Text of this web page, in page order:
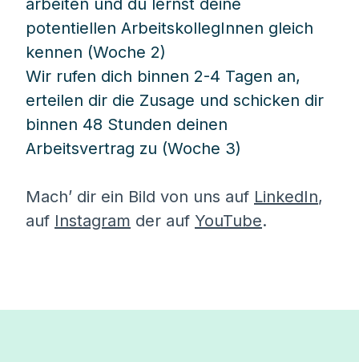
arbeiten und du lernst deine
potentiellen ArbeitskollegInnen gleich
kennen (Woche 2)
Wir rufen dich binnen 2-4 Tagen an,
erteilen dir die Zusage und schicken dir
binnen 48 Stunden deinen
Arbeitsvertrag zu (Woche 3)
Mach’ dir ein Bild von uns auf LinkedIn,
auf Instagram der auf YouTube.